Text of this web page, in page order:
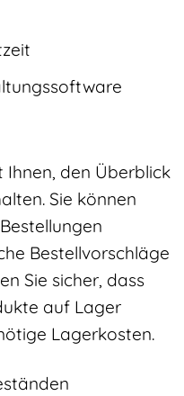
Ihnen, den Überblick
Sie können
Bestellvorschläge
Sie sicher, dass
auf Lager
Lagerkosten.